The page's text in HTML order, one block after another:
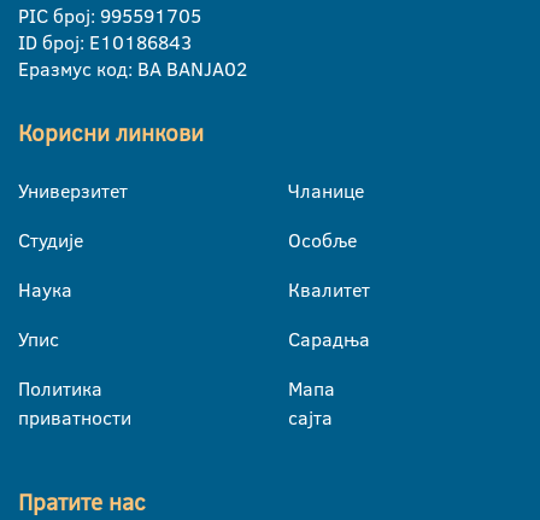
PIC број: 995591705
ID број: E10186843
Еразмус код: BA BANJA02
Корисни линкови
Универзитет
Студије
Наука
Упис
Политика
приватности
Чланице
Особље
Квалитет
Сарадња
Мапа
сајта
Пратите нас